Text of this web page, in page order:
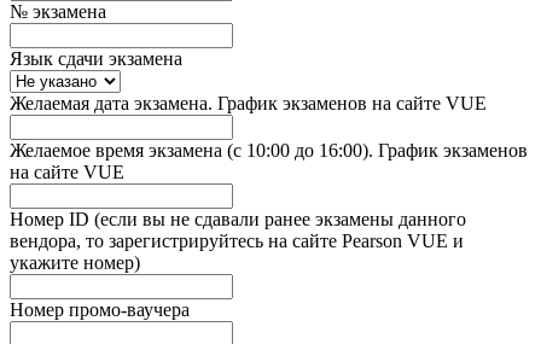
№ экзамена
Язык сдачи экзамена
Желаемая дата экзамена. График экзаменов на сайте VUE
Желаемое время экзамена (с 10:00 до 16:00). График экзаменов
на сайте VUE
Номер ID (если вы не сдавали ранее экзамены данного
вендора, то зарегистрируйтесь на сайте Pearson VUE и
укажите номер)
Номер промо-ваучера